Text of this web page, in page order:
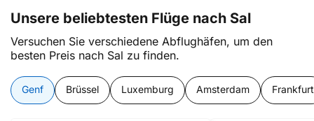
Unsere beliebtesten Flüge nach Sal
Versuchen Sie verschiedene Abflughäfen, um den
besten Preis nach Sal zu finden.
Genf Brüssel Luxemburg Amsterdam Frankfurt